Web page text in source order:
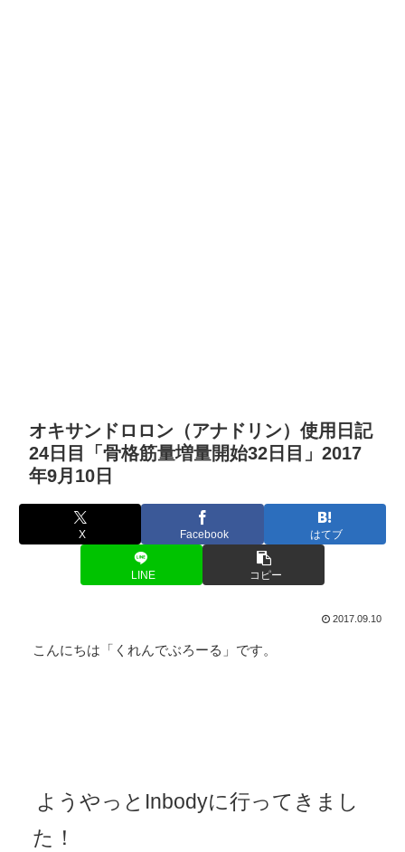
オキサンドロロン（アナドリン）使用日記
24日目「骨格筋量増量開始32日目」2017
年9月10日
X Facebook はてブ
LINE コピー
2017.09.10
こんにちは「くれんでぶろーる」です。
ようやっとInbodyに行ってきまし
た！